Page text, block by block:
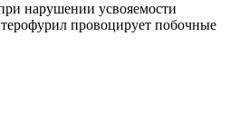
нарушении усвояемости
провоцирует побочные